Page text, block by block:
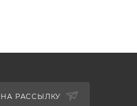
РАССЫЛКУ